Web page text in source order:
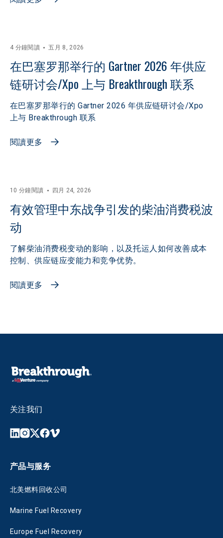
4 分鐘閱讀 五月 8, 2026
在巴塞罗那举行的 Gartner 2026 年供应
链研讨会/Xpo 上与 Breakthrough 联系
在巴塞罗那举行的 Gartner 2026 年供应链研讨会/Xpo
上与 Breakthrough 联系
閱讀更多
10 分鐘閱讀 四月 24, 2026
有效管理中东战争引发的柴油消费税波
动
了解柴油消费税变动的影响，以及托运人如何改善成本
控制、供应链应变能力和竞争优势。
閱讀更多
关注我们
产品与服务
北美燃料回收公司
Marine Fuel Recovery
Europe Fuel Recovery